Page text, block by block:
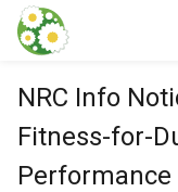
本文に飛ぶ
NRC Info
Fitness-for-
Performance